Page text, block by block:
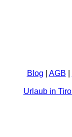
Blog
AGB
Urlaub in Tirol